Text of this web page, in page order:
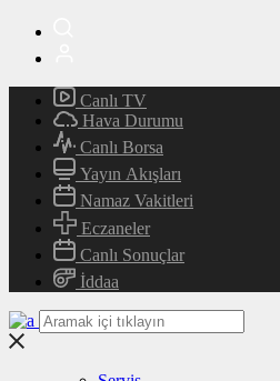
Canlı TV
Hava Durumu
Canlı Borsa
Yayın Akışları
Namaz Vakitleri
Eczaneler
Canlı Sonuçlar
İddaa